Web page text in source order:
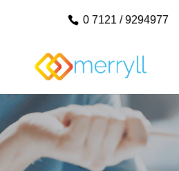
0 7121 / 9294977